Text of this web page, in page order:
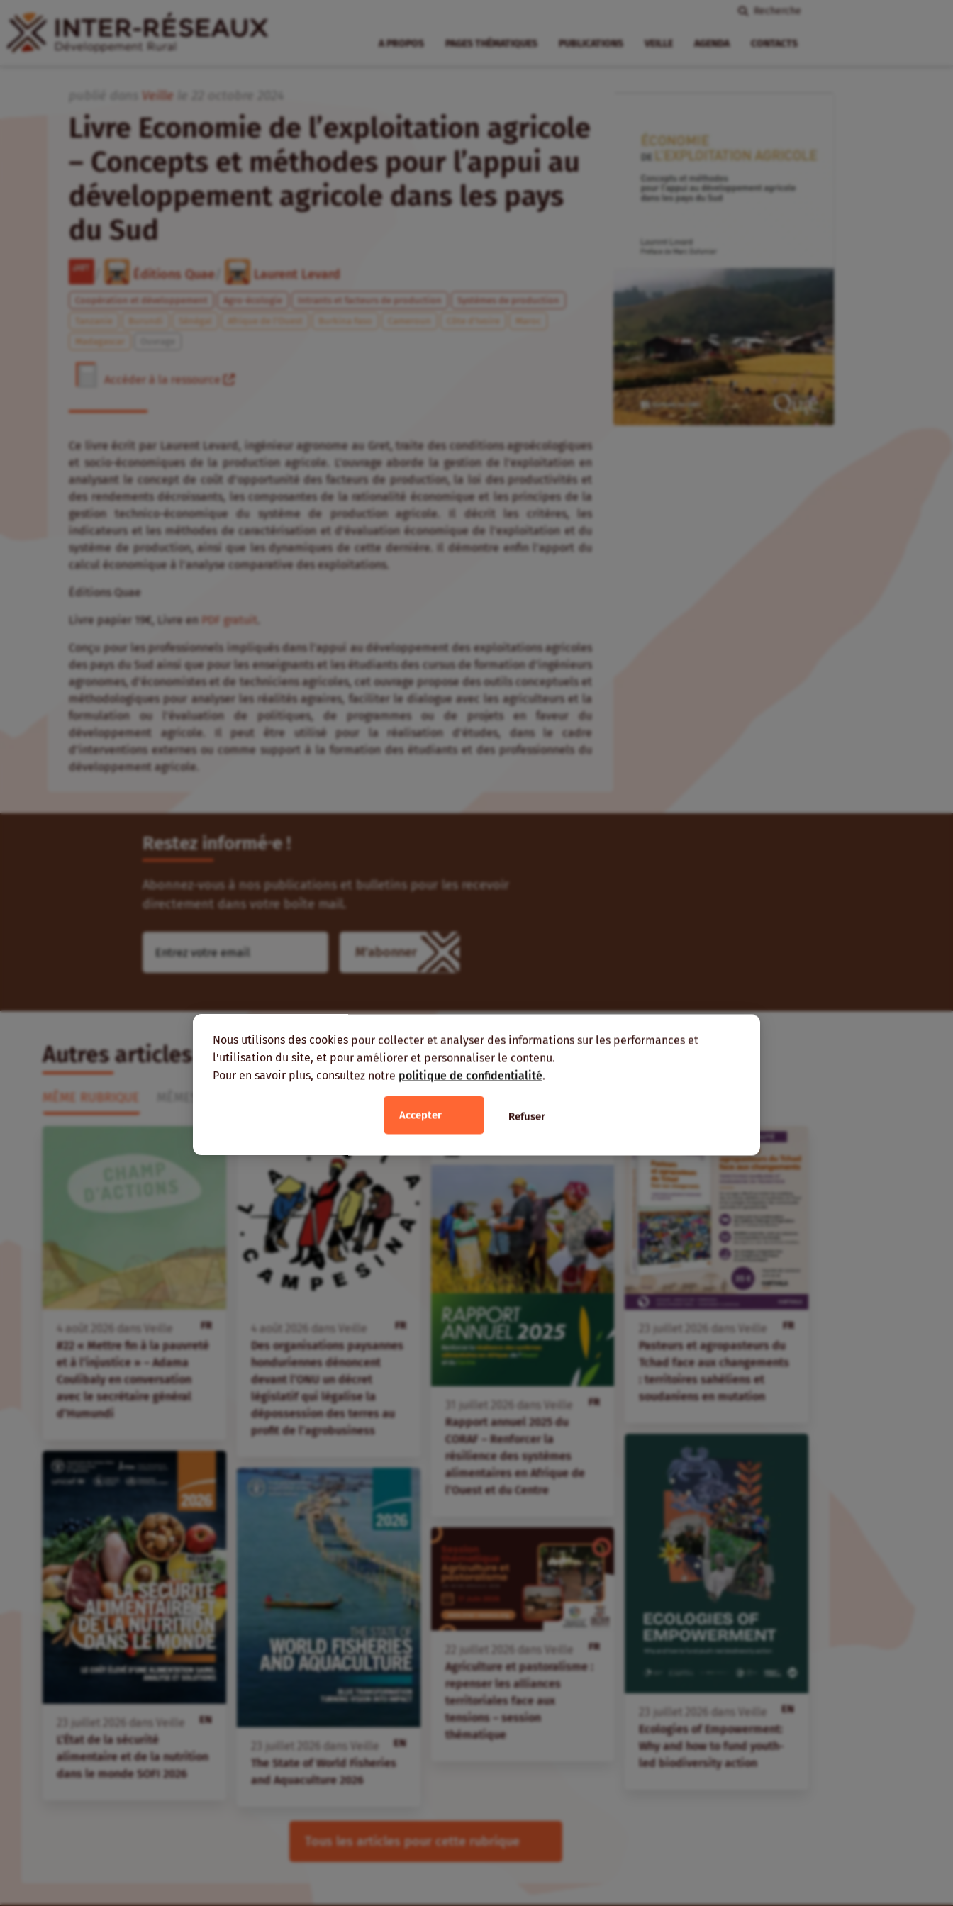
Nous utilisons des cookies pour collecter et analyser des informations sur les performances et
l'utilisation du site, et pour améliorer et personnaliser le contenu.
Pour en savoir plus, consultez notre politique de confidentialité.
Accepter Refuser
Recherche
A PROPOS PAGES THÉMATIQUES PUBLICATIONS VEILLE AGENDA CONTACTS
Veille
Livre Economie de l’exploitation agricole
– Concepts et méthodes pour l’appui au
développement agricole dans les pays
du Sud
Éditions Quae Laurent Levard
Coopération et développement Agro-écologie Intrants et facteurs de production
Systèmes de production
Tanzanie
Sénégal Afrique de l’Ouest Burkina Faso Cameroun Côte d’Ivoire
Maroc
Madagascar
Accéder à la ressource
Ce livre écrit par Laurent Levard, ingénieur agronome au Gret, traite des conditions agroécologiques
et socio-économiques de la production agricole. L’ouvrage aborde la gestion de l’exploitation en
analysant le concept de coût d’opportunité des facteurs de production, la loi des productivités et
des rendements décroissants, les composantes de la rationalité économique et les principes de la
gestion technico-économique du système de production agricole. Il décrit les critères, les
indicateurs et les méthodes de caractérisation et d’évaluation économique de l’exploitation et du
système de production, ainsi que les dynamiques de cette dernière. Il démontre enfin l’apport du
calcul économique à l’analyse comparative des exploitations.
Éditions Quae
Livre papier 19€, Livre en PDF gratuit
Conçu pour les professionnels impliqués dans l’appui au développement des exploitations agricoles
des pays du Sud ainsi que pour les enseignants et les étudiants des cursus de formation d’ingénieurs
agronomes, d’économistes et de techniciens agricoles, cet ouvrage propose des outils conceptuels et
méthodologiques pour analyser les réalités agraires, faciliter le dialogue avec les agriculteurs et la
formulation ou l’évaluation de politiques, de programmes ou de projets en faveur du
développement agricole. Il peut être utilisé pour la réalisation d’études, dans le cadre
d’interventions externes ou comme support à la formation des étudiants et des professionnels du
développement agricole.
Restez informé⸱e !
Abonnez-vous à nos publications et bulletins pour les recevoir
directement dans votre boîte mail.
Autres articles qui pourraient vous intéresser
MÊME RUBRIQUE MÊMES RÉGIONS MÊMES AUTEURS
FR
4 août dans Veille
#22 « Mettre fin à la pauvreté
et à l’injustice » – Adama
Coulibaly en conversation
avec le secrétaire général
d’Humundi
FR
4 août dans
Veille
Des organisations paysannes
honduriennes dénoncent
devant l’ONU un décret
législatif qui légalise la
dépossession des terres au
profit de l’agrobusiness
FR
juillet dans Veille
Rapport annuel 2025 du
CORAF – Renforcer la
résilience des systèmes
alimentaires en Afrique de
l’Ouest et du Centre
FR
juillet dans
Veille
Pasteurs et agropasteurs du
Tchad face aux changements
: territoires sahéliens et
soudaniens en mutation
EN
juillet dans
Veille
Ecologies of Empowerment:
Why and how to fund youth-
led biodiversity action
EN
juillet dans
Veille
L’État de la sécurité
alimentaire et de la nutrition
dans le monde SOFI 2026
EN
juillet dans
Veille
The State of World Fisheries
and Aquaculture 2026
FR
juillet dans
Veille
Agriculture et pastoralisme :
repenser les alliances
territoriales face aux
tensions – session
thématique
Tous les articles pour cette rubrique